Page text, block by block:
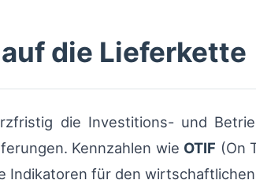
die Lieferkette
die Investitions- und
Kennzahlen wie OTIF (On
Indikatoren für den